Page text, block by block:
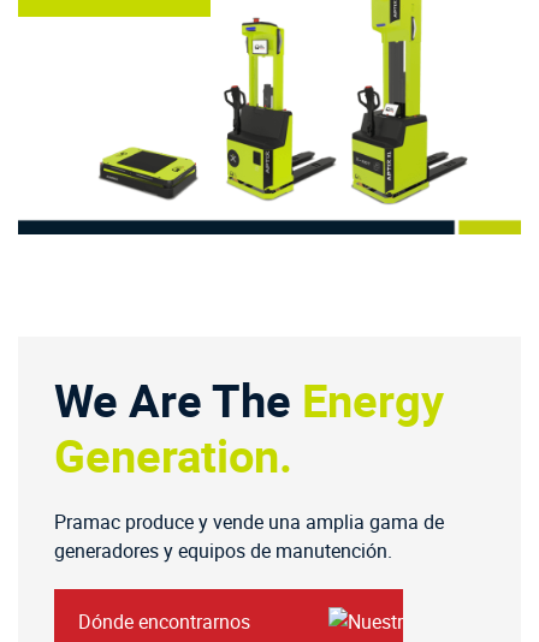
We Are The Energy
Generation.
Pramac produce y vende una amplia gama de
generadores y equipos de manutención.
Dónde encontrarnos